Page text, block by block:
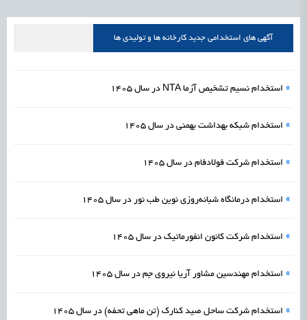
علمی
1405/05/16 اشتغال و کارآفرینی رسیدن مجوز ایجاد «سندباکس» به نهادهای توسعه‌ای و صنفی
آگهی های استخدامی جدید کارخانه ها و تولیدی ها
» استخدام نسیم تشخیص آزما NTA در سال 1405
» استخدام شبکه بهداشت بهمئی در سال 1405
» استخدام شرکت فولادفام در سال 1405
» استخدام درمانگاه شبانه‌روزی نوین طب نور در سال 1405
» استخدام شرکت کانون انفورماتیک در سال 1405
» استخدام مهندسین مشاور آریا نیروی جم در سال 1405
» استخدام شرکت ساحل صید کنارک (تن ماهی تحفه) در سال 1405